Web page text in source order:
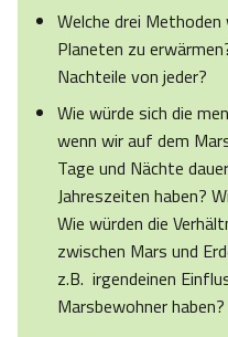
Welche drei
Planeten zu
Nachteile von jeder?
Wie würde sich die
wenn wir auf dem
Tage und Nächte
Jahreszeiten haben?
Wie würden die
zwischen Mars und
z.B. irgendeinen
Marsbewohner haben?